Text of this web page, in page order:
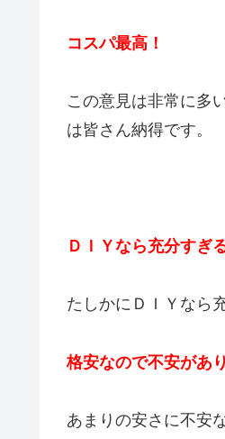
コスパ最高！
この意見は非常に多
は皆さん納得です。
ＤＩＹなら充分すぎ
たしかにＤＩＹなら
格安なので不安があ
あまりの安さに不安